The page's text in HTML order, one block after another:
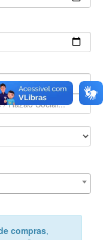
compras,